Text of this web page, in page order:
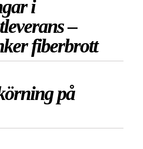
i
–
fiberbrott
på